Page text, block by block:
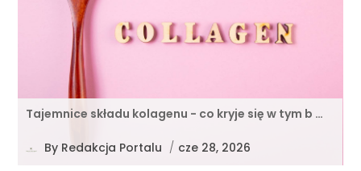
Tajemnice składu kolagenu - co kryje się w tym b …
By Redakcja Portalu / cze 28, 2026